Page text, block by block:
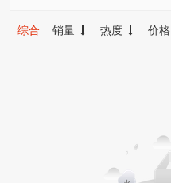
综合 销量 热度 价格